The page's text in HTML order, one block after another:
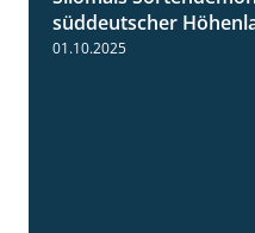
süddeutscher
01.10.2025